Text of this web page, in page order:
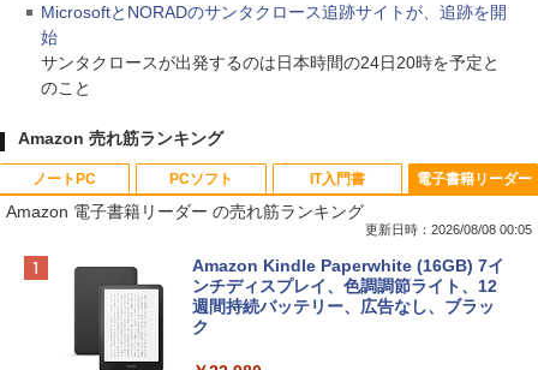
MicrosoftとNORADのサンタクロース追跡サイトが、追跡を開
始
サンタクロースが出発するのは日本時間の24日20時を予定と
のこと
Amazon 売れ筋ランキング
ノートPC
Apple 2026 MacBook Neo A18 Proチッ
プ搭載13インチノートブック：AIとAppl
e Intelligence、Liquid Retinaディスプ
レイ、8GBメモリ、512GB SSD、1080p
PCソフト
Robloxギフトカード - 800 Robux 【限
定バーチャルアイテムを含む】 【オンラ
インゲームコード】 ロブロックス | オン
ラインコード版
IT入門書
生成AIパスポート公式テキスト 第４版
￥1,766
電子書籍リーダー
Amazon 電子書籍リーダー の売れ筋ランキング
更新日時：2026/08/08 00:05
Amazon Kindle Paperwhite (16GB) 7イ
ンチディスプレイ、色調調節ライト、12
週間持続バッテリー、広告なし、ブラッ
ク